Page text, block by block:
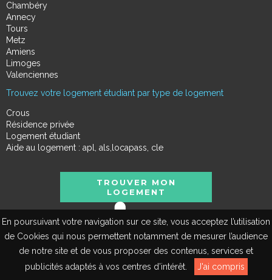
En poursuivant votre navigation sur ce site, vous acceptez l’utilisation
de Cookies qui nous permettent notamment de mesurer l’audience
de notre site et de vous proposer des contenus, services et
publicités adaptés à vos centres d’intérêt.
J'ai compris
Chambéry
Annecy
Tours
Metz
Amiens
Limoges
Valenciennes
Trouvez votre logement étudiant par type de logement
Crous
Résidence privée
Logement étudiant
Aide au logement : apl, als,locapass, cle
TROUVER MON
LOGEMENT